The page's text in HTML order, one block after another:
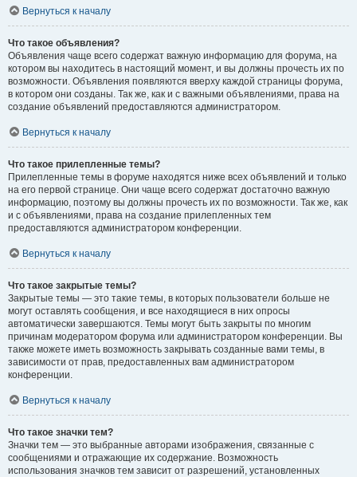
Вернуться к началу
Что такое объявления?
Объявления чаще всего содержат важную информацию для форума, на
котором вы находитесь в настоящий момент, и вы должны прочесть их по
возможности. Объявления появляются вверху каждой страницы форума,
в котором они созданы. Так же, как и с важными объявлениями, права на
создание объявлений предоставляются администратором.
Вернуться к началу
Что такое прилепленные темы?
Прилепленные темы в форуме находятся ниже всех объявлений и только
на его первой странице. Они чаще всего содержат достаточно важную
информацию, поэтому вы должны прочесть их по возможности. Так же, как
и с объявлениями, права на создание прилепленных тем
предоставляются администратором конференции.
Вернуться к началу
Что такое закрытые темы?
Закрытые темы — это такие темы, в которых пользователи больше не
могут оставлять сообщения, и все находящиеся в них опросы
автоматически завершаются. Темы могут быть закрыты по многим
причинам модератором форума или администратором конференции. Вы
также можете иметь возможность закрывать созданные вами темы, в
зависимости от прав, предоставленных вам администратором
конференции.
Вернуться к началу
Что такое значки тем?
Значки тем — это выбранные авторами изображения, связанные с
сообщениями и отражающие их содержание. Возможность
использования значков тем зависит от разрешений, установленных